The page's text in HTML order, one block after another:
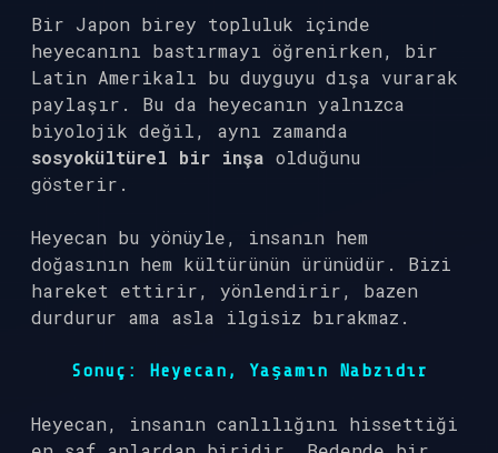
Bir Japon birey topluluk içinde
heyecanını bastırmayı öğrenirken, bir
Latin Amerikalı bu duyguyu dışa vurarak
paylaşır. Bu da heyecanın yalnızca
biyolojik değil, aynı zamanda
sosyokültürel bir inşa olduğunu
gösterir.
Heyecan bu yönüyle, insanın hem
doğasının hem kültürünün ürünüdür. Bizi
hareket ettirir, yönlendirir, bazen
durdurur ama asla ilgisiz bırakmaz.
Sonuç: Heyecan, Yaşamın Nabzıdır
Heyecan, insanın canlılığını hissettiği